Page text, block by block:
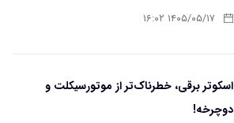
۱۴۰۵/۰۵/۱۷ ۱۶:۰۲
اسکوتر برقی، خطرناک‌تر از موتورسیکلت و
دوچرخه!